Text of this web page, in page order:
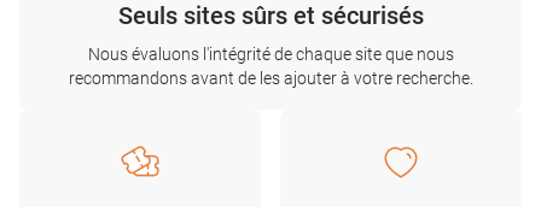
Seuls sites sûrs et sécurisés
Nous évaluons l'intégrité de chaque site que nous
recommandons avant de les ajouter à votre recherche.